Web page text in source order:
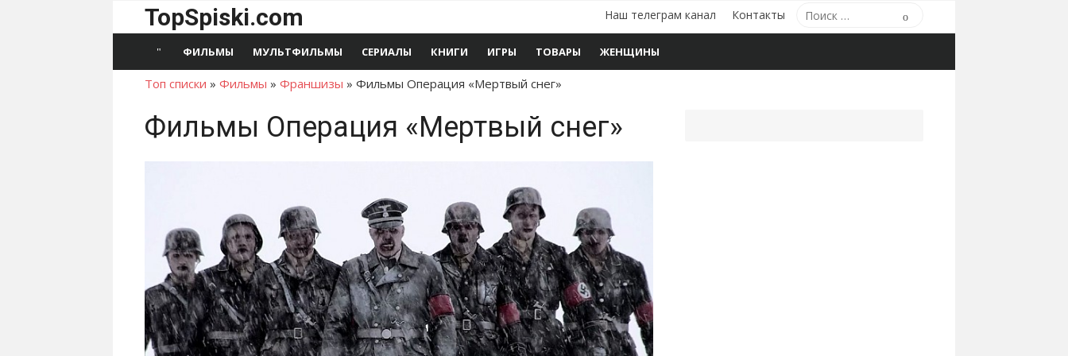
TopSpiski.com
Поиск
по:
Наш телеграм канал Контакты
ФИЛЬМЫ МУЛЬТФИЛЬМЫ СЕРИАЛЫ КНИГИ ИГРЫ ТОВАРЫ ЖЕНЩИНЫ
Топ списки » Фильмы » Франшизы » Фильмы Операция «Мертвый снег»
Фильмы Операция «Мертвый снег»